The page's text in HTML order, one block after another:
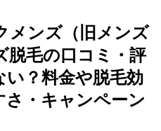
メンズ（旧メンズ
脱毛の口コミ・評
い？料金や脱毛効
さ・キャンペーン